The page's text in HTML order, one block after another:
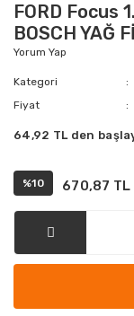
FORD Focus
BOSCH YAĞ
Yorum Yap
Kategori
Fiyat
64,92 TL den
%10 670,87 TL